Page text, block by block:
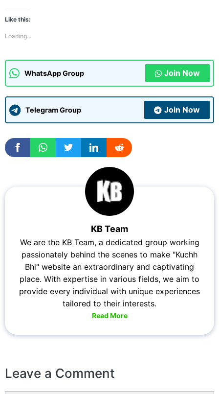
Like this:
Loading...
WhatsApp Group Join Now
Telegram Group Join Now
KB Team
We are the KB Team, a dedicated group working
passionately behind the scenes to make "Kuchh
Bhi" website an extraordinary and captivating
place. With expertise in various fields, we aim to
provide every individual with unique experiences
tailored to their interests.
Read More
Leave a Comment